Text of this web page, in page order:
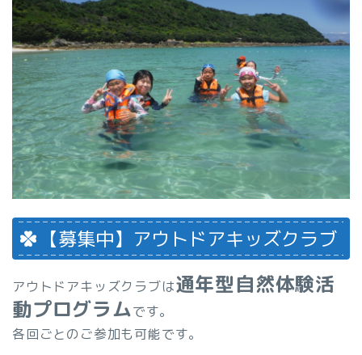
【募集中】アウトドアキッズクラブ
アウトドアキッズクラブは通年型自然体験活
動プログラムです。
各回ごとのご参加も可能です。